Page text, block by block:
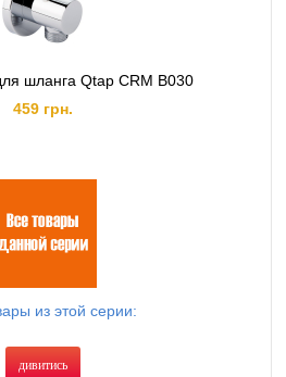
шланга Qtap CRM B030
459 грн.
из этой серии:
дивитись